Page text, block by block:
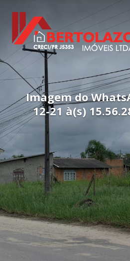
Imagem do
12-21 à(s)